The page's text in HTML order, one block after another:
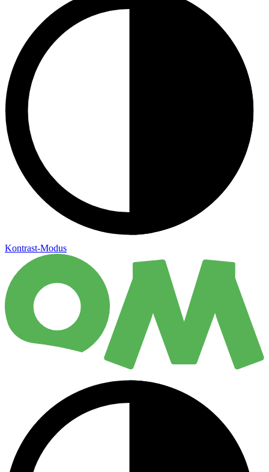
Kontrast-Modus